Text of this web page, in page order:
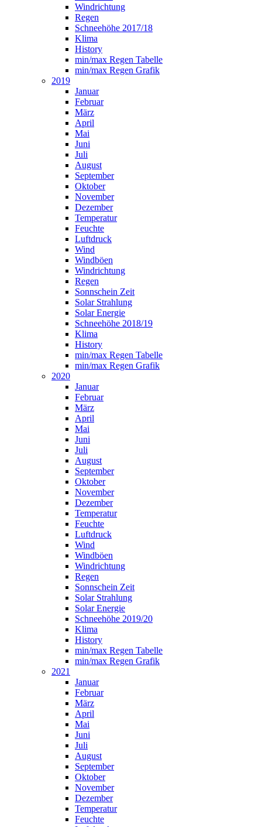
Windrichtung
Regen
Schneehöhe 2017/18
Klima
History
min/max Regen Tabelle
min/max Regen Grafik
2019
Januar
Februar
März
April
Mai
Juni
Juli
August
September
Oktober
November
Dezember
Temperatur
Feuchte
Luftdruck
Wind
Windböen
Windrichtung
Regen
Sonnschein Zeit
Solar Strahlung
Solar Energie
Schneehöhe 2018/19
Klima
History
min/max Regen Tabelle
min/max Regen Grafik
2020
Januar
Februar
März
April
Mai
Juni
Juli
August
September
Oktober
November
Dezember
Temperatur
Feuchte
Luftdruck
Wind
Windböen
Windrichtung
Regen
Sonnschein Zeit
Solar Strahlung
Solar Energie
Schneehöhe 2019/20
Klima
History
min/max Regen Tabelle
min/max Regen Grafik
2021
Januar
Februar
März
April
Mai
Juni
Juli
August
September
Oktober
November
Dezember
Temperatur
Feuchte